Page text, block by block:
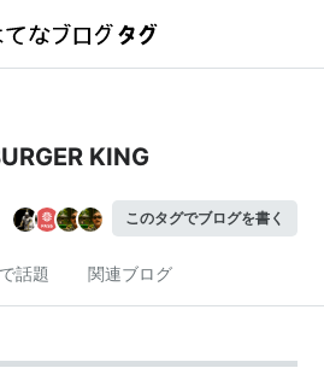
KING
このタグでブログを書く
話題 関連ブログ